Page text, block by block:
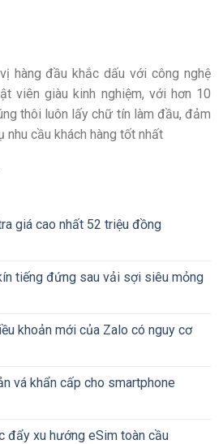
hàng đầu khắc dấu với công nghệ
viên giàu kinh nghiệm, với hơn 10
thôi luôn lấy chữ tín làm đầu, đảm
cầu khách hàng tốt nhất
giá cao nhất 52 triệu đồng
tiếng đứng sau vải sợi siêu mỏng
khoản mới của Zalo có nguy cơ
vá khẩn cấp cho smartphone
đẩy xu hướng eSim toàn cầu